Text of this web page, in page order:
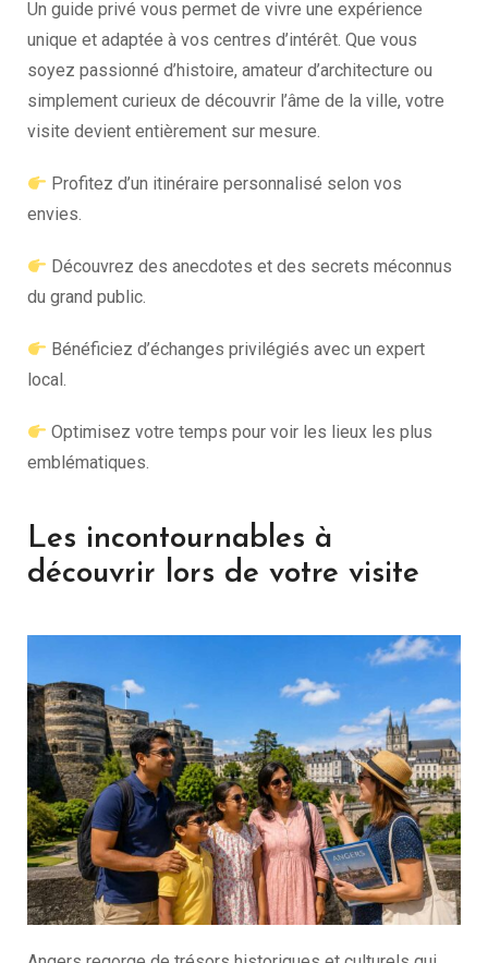
Un guide privé vous permet de vivre une expérience
unique et adaptée à vos centres d’intérêt. Que vous
soyez passionné d’histoire, amateur d’architecture ou
simplement curieux de découvrir l’âme de la ville, votre
visite devient entièrement sur mesure.
Profitez d’un itinéraire personnalisé selon vos
envies.
Découvrez des anecdotes et des secrets méconnus
du grand public.
Bénéficiez d’échanges privilégiés avec un expert
local.
Optimisez votre temps pour voir les lieux les plus
emblématiques.
Les incontournables à
découvrir lors de votre visite